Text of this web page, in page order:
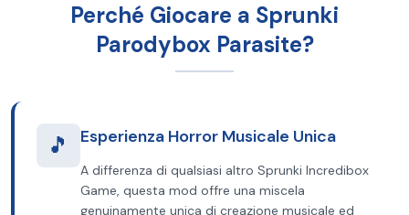
Perché Giocare a Sprunki
Parodybox Parasite?
🎵 Esperienza Horror Musicale Unica
A differenza di qualsiasi altro Sprunki Incredibox
Game, questa mod offre una miscela
genuinamente unica di creazione musicale ed